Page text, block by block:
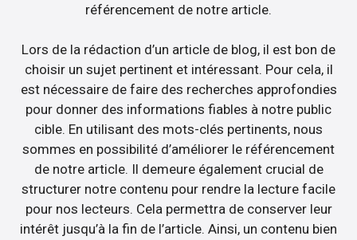
référencement de notre article.
Lors de la rédaction d’un article de blog, il est bon de
choisir un sujet pertinent et intéressant. Pour cela, il
est nécessaire de faire des recherches approfondies
pour donner des informations fiables à notre public
cible. En utilisant des mots-clés pertinents, nous
sommes en possibilité d’améliorer le référencement
de notre article. Il demeure également crucial de
structurer notre contenu pour rendre la lecture facile
pour nos lecteurs. Cela permettra de conserver leur
intérêt jusqu’à la fin de l’article. Ainsi, un contenu bien